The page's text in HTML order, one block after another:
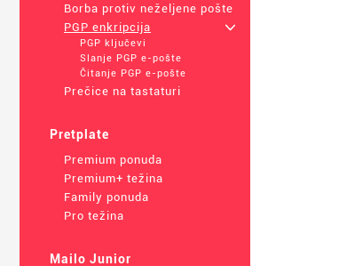
Borba protiv neželjene pošte
PGP enkripcija
+
PGP ključevi
Slanje PGP e-pošte
Čitanje PGP e-pošte
Prečice na tastaturi
Pretplate
Premium ponuda
Premium+ težina
Family ponuda
Pro težina
Mailo Junior